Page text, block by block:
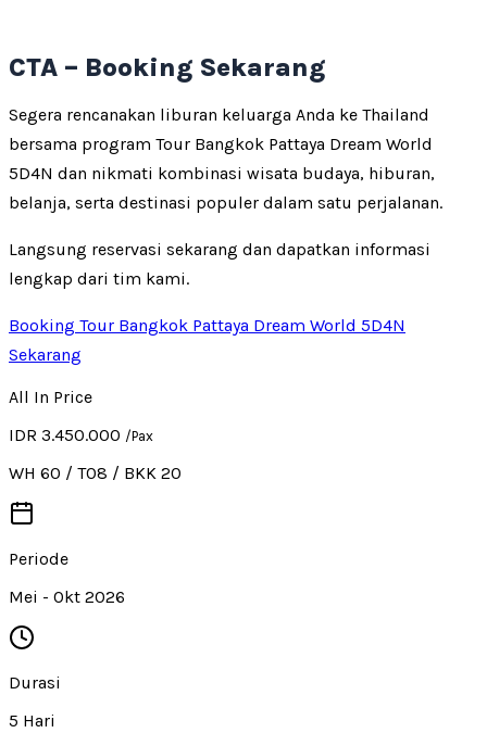
CTA – Booking Sekarang
Segera rencanakan liburan keluarga Anda ke Thailand
bersama program Tour Bangkok Pattaya Dream World
5D4N dan nikmati kombinasi wisata budaya, hiburan,
belanja, serta destinasi populer dalam satu perjalanan.
Langsung reservasi sekarang dan dapatkan informasi
lengkap dari tim kami.
Booking Tour Bangkok Pattaya Dream World 5D4N
Sekarang
All In Price
IDR 3.450.000 /Pax
WH 60 / T08 / BKK 20
Periode
Mei - Okt 2026
Durasi
5 Hari